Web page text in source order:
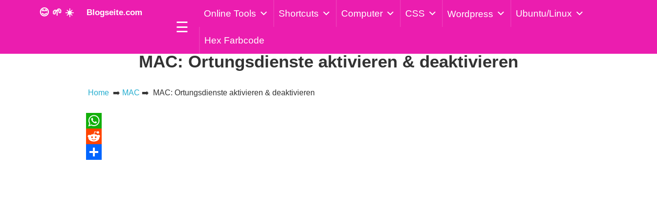
😊 🌱 ☀️ Blogseite.com
☰
Online Tools Shortcuts Computer CSS Wordpress Ubuntu/Linux
Hex Farbcode
MAC: Ortungsdienste aktivieren & deaktivieren
Home ➡️ MAC ➡️ MAC: Ortungsdienste aktivieren & deaktivieren
WhatsApp
Reddit